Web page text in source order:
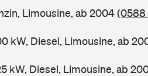
Limousine, ab 2004(0588
kW, Diesel, Limousine, ab
kW, Diesel, Limousine, ab